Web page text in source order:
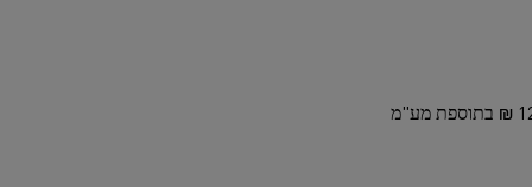
לדוגמא: המחיר החודשי למשאית רנו 12 טון בליסינג עשוי לנוע בין *7000 ₪ בתוספת מע"מ ועד ל-*12,000 ₪ בתוספת מע"מ